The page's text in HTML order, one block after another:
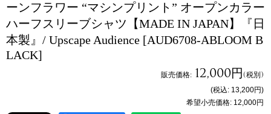
ーンフラワー “マシンプリント” オープンカラー
ハーフスリーブシャツ【MADE IN JAPAN】『日
本製』/ Upscape Audience [AUD6708-ABLOOM B
LACK]
販売価格: 12,000円(税別)
(税込: 13,200円)
希望小売価格: 12,000円